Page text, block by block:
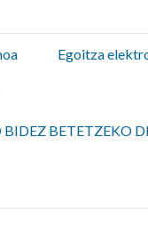
Egoitza
BETETZEKO